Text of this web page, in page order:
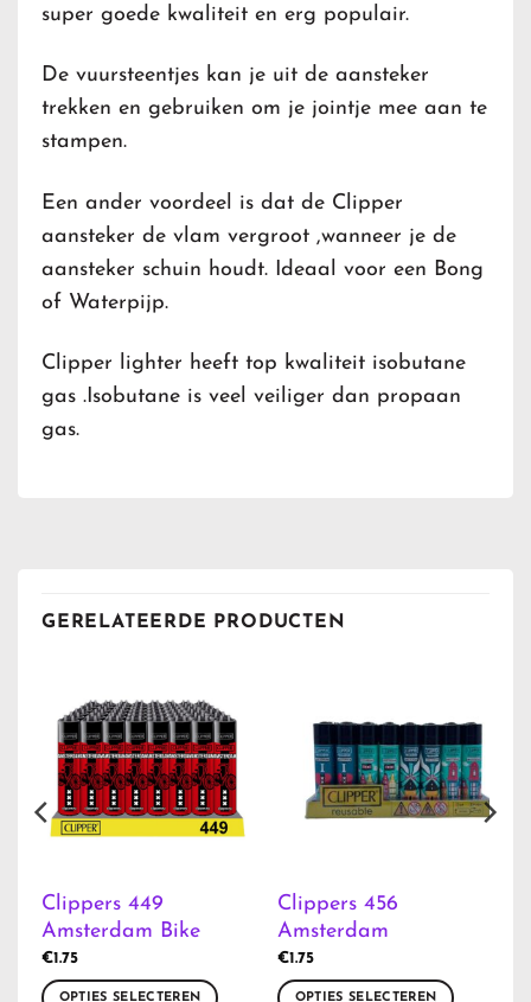
super goede kwaliteit en erg populair.
De vuursteentjes kan je uit de aansteker
trekken en gebruiken om je jointje mee aan te
stampen.
Een ander voordeel is dat de Clipper
aansteker de vlam vergroot ,wanneer je de
aansteker schuin houdt. Ideaal voor een Bong
of Waterpijp.
Clipper lighter heeft top kwaliteit isobutane
gas .Isobutane is veel veiliger dan propaan
gas.
GERELATEERDE PRODUCTEN
Clippers 449
Amsterdam Bike
€1.75
OPTIES SELECTEREN
Clippers 456
Amsterdam
€1.75
OPTIES SELECTEREN